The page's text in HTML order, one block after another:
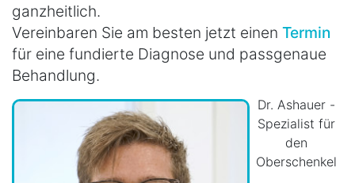
ganzheitlich.
Vereinbaren Sie am besten jetzt einen Termin
für eine fundierte Diagnose und passgenaue
Behandlung.
Dr. Ashauer -
Spezialist für
den
Oberschenkel